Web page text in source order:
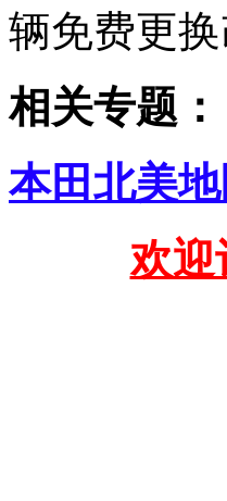
辆免费更
相关专题：
本田北美
欢迎